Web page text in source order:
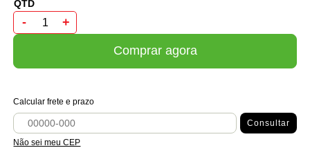
- +
Comprar agora
Calcular frete e prazo
Consultar
Não sei meu CEP